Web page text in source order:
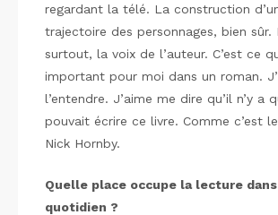
regardant la télé. La construction
trajectoire des personnages, bien sûr.
surtout, la voix de l’auteur. C’est ce
important pour moi dans un roman.
l’entendre. J’aime me dire qu’il n’y a
pouvait écrire ce livre. Comme c’est
Nick Hornby.
Quelle place occupe la lecture
quotidien ?